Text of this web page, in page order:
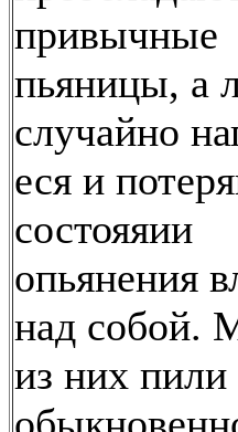
привычные
пьяницы, а
случайно
еся и
состояяии
опьянения
над собой.
из них пили